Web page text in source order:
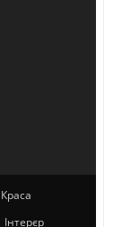
Краса
Інтерєр